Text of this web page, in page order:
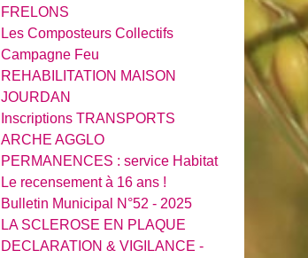
FRELONS
Les Composteurs Collectifs
Campagne Feu
REHABILITATION MAISON
JOURDAN
Inscriptions TRANSPORTS
ARCHE AGGLO
PERMANENCES : service Habitat
Le recensement à 16 ans !
Bulletin Municipal N°52 - 2025
LA SCLEROSE EN PLAQUE
DECLARATION & VIGILANCE -